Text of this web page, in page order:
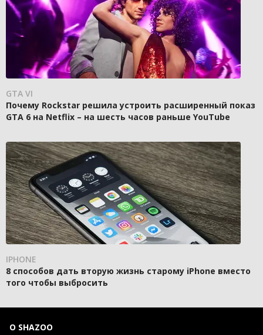
GTA VI
Почему Rockstar решила устроить расширенный показ
GTA 6 на Netflix – на шесть часов раньше YouTube
IPHONE
8 способов дать вторую жизнь старому iPhone вместо
того чтобы выбросить
О SHAZOO